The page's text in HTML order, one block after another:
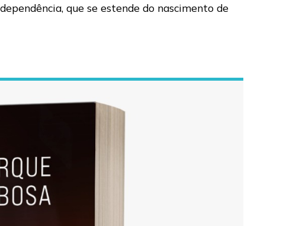
que se estende do nascimento de